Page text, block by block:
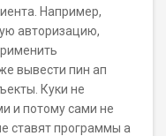
Например,
авторизацию,
вывести пин ап
Куки не
и потому сами не
ставят программы а